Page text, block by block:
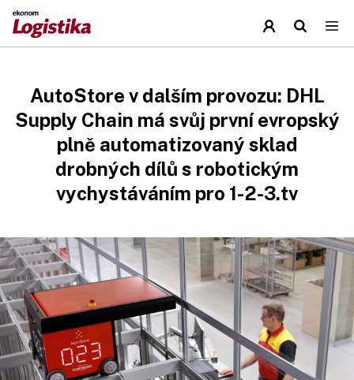
AutoStore v dalším provozu: DHL
Supply Chain má svůj první evropský
plně automatizovaný sklad
drobných dílů s robotickým
vychystáváním pro 1-2-3.tv